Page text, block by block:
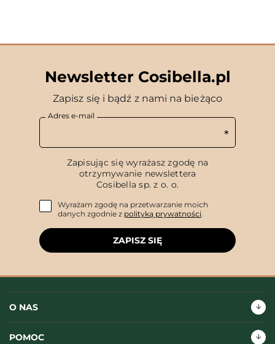
Newsletter Cosibella.pl
Zapisz się i bądź z nami na bieżąco
Adres e-mail
Zapisując się wyrażasz zgodę na
otrzymywanie newslettera
Cosibella sp. z o. o.
Wyrażam zgodę na przetwarzanie moich
danych zgodnie z polityką prywatności.
ZAPISZ SIĘ
O NAS
POMOC